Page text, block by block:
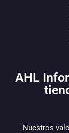
AHL
Nuestros